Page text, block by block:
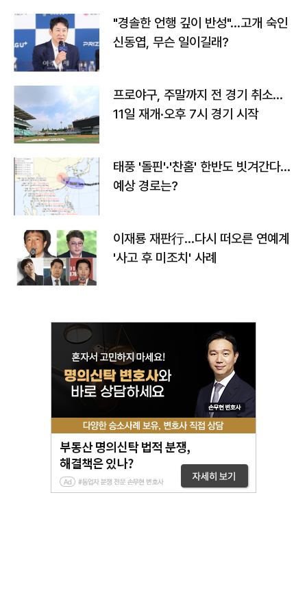
"경솔한 언행 깊이 반성"…고개 숙인
신동엽, 무슨 일이길래?
프로야구, 주말까지 전 경기 취소…
11일 재개·오후 7시 경기 시작
태풍 '돌핀'·'찬홈' 한반도 빗겨간다…
예상 경로는?
이재룡 재판行…다시 떠오른 연예계
'사고 후 미조치' 사례